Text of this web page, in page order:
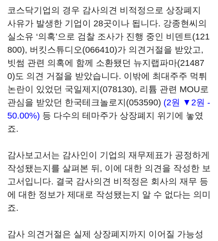
코스닥기업의 경우 감사의견 비적정으로 상장폐지
사유가 발생한 기업이 28곳이나 됩니다. 강종현씨의
실소유 ‘의혹’으로 검찰 조사가 진행 중인 비덴트(121
800), 버킷스튜디오(066410)가 의견거절을 받았고,
빗썸 관련 의혹에 함께 소환됐던 뉴지랩파마(21487
0)도 의견 거절을 받았습니다. 이밖에 최대주주 먹튀
논란이 있었던 국일제지(078130), 리튬 관련 MOU로
관심을 받았던 한국테크놀로지(053590) (2원 ▼2원 -
50.00%) 등 다수의 테마주가 상장폐지 위기에 놓였
죠.
감사보고서는 감사인이 기업의 재무제표가 공정하게
작성됐는지를 살펴본 뒤, 이에 대한 의견을 작성한 보
고서입니다. 결국 감사의견 비적정은 회사의 재무 등
에 대한 정보가 제대로 작성됐는지 알 수 없다는 의미
죠.
감사 의견거절은 실제 상장폐지까지 이어질 가능성